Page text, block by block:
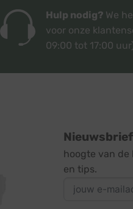
Hulp nodig? We
voor onze
09:00 tot 17:00 uur)
Nieuwsbrief
hoogte van de
en tips.